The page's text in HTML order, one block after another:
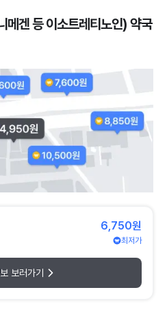
메겐 등 이소트레티노인) 약국
6,750원
최저가
보러가기